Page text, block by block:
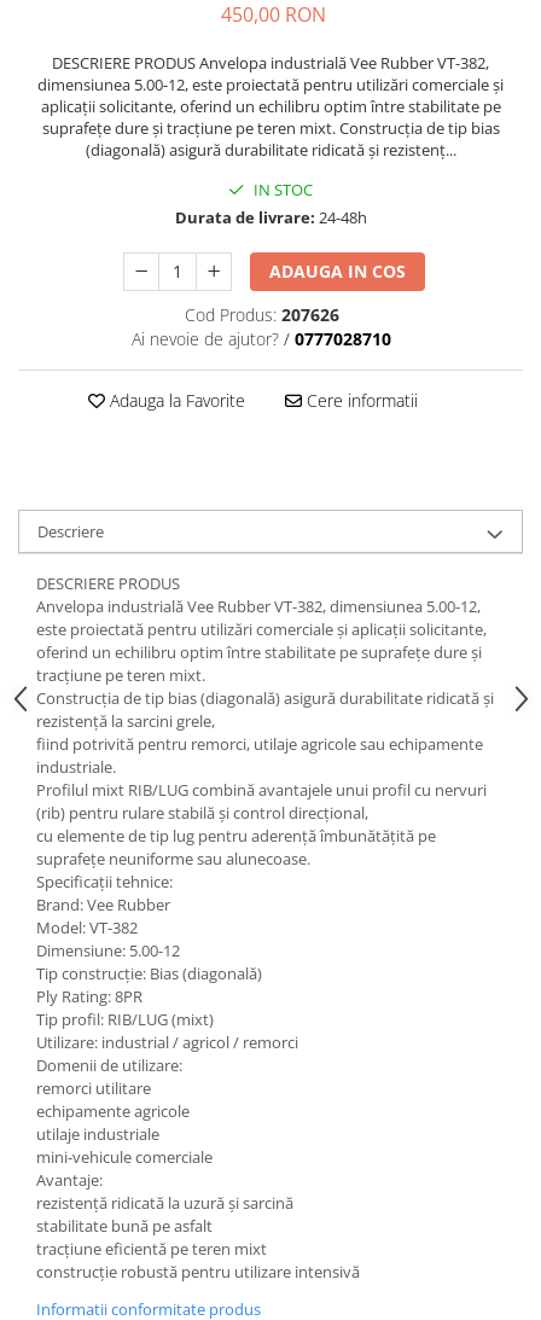
Cauciucuri
https://www.doctortrotineta.ro/camere-
de-aer
cauciucuri-bicicleta
Camere bicicleta
Cauciuc tubeless cu GEL antipană
Accesorii
Anvelope moto
Camere moto
Anvelope ATV
Cauciucuri bicicleta
Anvelope și Camere Utilaje
https://www.doctortrotineta.ro/plata-
tbi?
forceOriginalForEdit=1&preview=00681
450,00 RON
DESCRIERE PRODUS Anvelopa industrială Vee Rubber VT-382,
dimensiunea 5.00-12, este proiectată pentru utilizări comerciale și
aplicații solicitante, oferind un echilibru optim între stabilitate pe
suprafețe dure și tracțiune pe teren mixt. Construcția de tip bias
(diagonală) asigură durabilitate ridicată și rezistenț...
IN STOC
Durata de livrare: 24-48h
ADAUGA IN COS
Cod Produs: 207626
Ai nevoie de ajutor? / 0777028710
Adauga la Favorite Cere informatii
Descriere
DESCRIERE PRODUS
Anvelopa industrială Vee Rubber VT-382, dimensiunea 5.00-12,
este proiectată pentru utilizări comerciale și aplicații solicitante,
oferind un echilibru optim între stabilitate pe suprafețe dure și
tracțiune pe teren mixt.
Construcția de tip bias (diagonală) asigură durabilitate ridicată și
rezistență la sarcini grele,
fiind potrivită pentru remorci, utilaje agricole sau echipamente
industriale.
Profilul mixt RIB/LUG combină avantajele unui profil cu nervuri
(rib) pentru rulare stabilă și control direcțional,
cu elemente de tip lug pentru aderență îmbunătățită pe
suprafețe neuniforme sau alunecoase.
Specificații tehnice:
Brand: Vee Rubber
Model: VT-382
Dimensiune: 5.00-12
Tip construcție: Bias (diagonală)
Ply Rating: 8PR
Tip profil: RIB/LUG (mixt)
Utilizare: industrial / agricol / remorci
Domenii de utilizare:
remorci utilitare
echipamente agricole
utilaje industriale
mini-vehicule comerciale
Avantaje:
rezistență ridicată la uzură și sarcină
stabilitate bună pe asfalt
tracțiune eficientă pe teren mixt
construcție robustă pentru utilizare intensivă
Informatii conformitate produs